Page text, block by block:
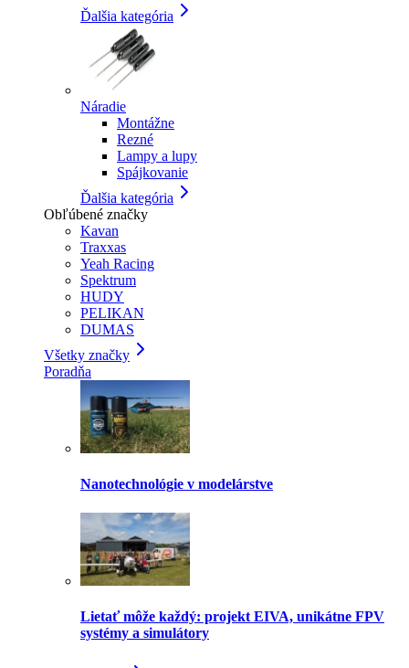
Ďalšia kategória
Náradie
Montážne
Rezné
Lampy a lupy
Spájkovanie
Ďalšia kategória
Obľúbené značky
Kavan
Traxxas
Yeah Racing
Spektrum
HUDY
PELIKAN
DUMAS
Všetky značky
Poradňa
Nanotechnológie v modelárstve
Lietať môže každý: projekt EIVA, unikátne FPV
systémy a simulátory